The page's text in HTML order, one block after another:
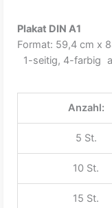
Plakat DIN A1
Format: 59,4 cm x
1-seitig, 4-farbig
Anzahl:
5 St.
10 St.
15 St.